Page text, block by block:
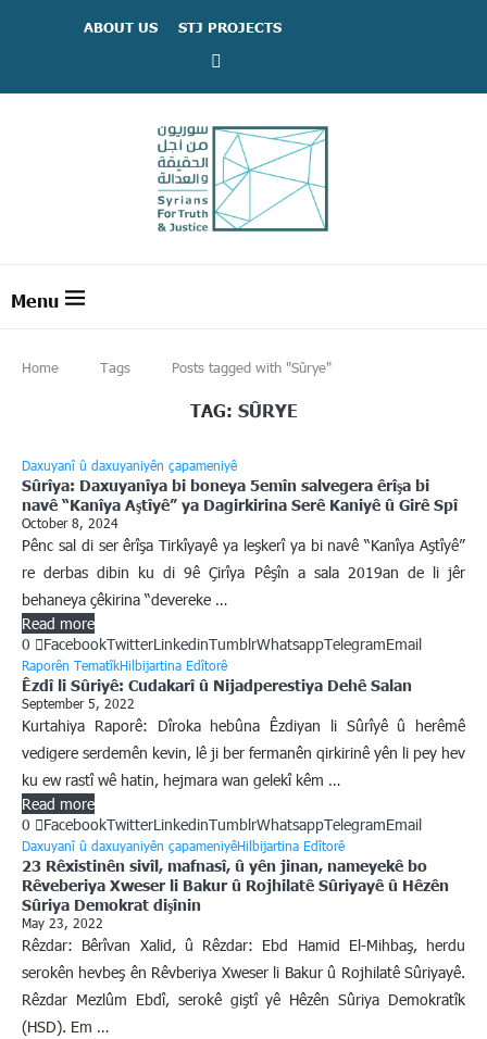
ABOUT US STJ PROJECTS
Home Tags Posts tagged with "Sûrye"
TAG: SÛRYE
Daxuyanî û daxuyaniyên çapameniyê
Sûrîya: Daxuyanîya bi boneya 5emîn salvegera êrîşa bi
navê “Kanîya Aştîyê” ya Dagirkirina Serê Kaniyê û Girê Spî
October 8, 2024
Pênc sal di ser êrîşa Tirkîyayê ya leşkerî ya bi navê “Kanîya Aştîyê”
re derbas dibin ku di 9ê Çirîya Pêşîn a sala 2019an de li jêr
behaneya çêkirina “devereke …
Read more
0
FacebookTwitterLinkedinTumblrWhatsappTelegramEmail
Raporên TematîkHilbijartina Edîtorê
Êzdî li Sûriyê: Cudakarî û Nijadperestiya Dehê Salan
September 5, 2022
Kurtahiya Raporê: Dîroka hebûna Êzdiyan li Sûrîyê û herêmê
vedigere serdemên kevin, lê ji ber fermanên qirkirinê yên li pey hev
ku ew rastî wê hatin, hejmara wan gelekî kêm …
Read more
0
FacebookTwitterLinkedinTumblrWhatsappTelegramEmail
Daxuyanî û daxuyaniyên çapameniyêHilbijartina Edîtorê
23 Rêxistinên sivîl, mafnasî, û yên jinan, nameyekê bo
Rêveberiya Xweser li Bakur û Rojhilatê Sûriyayê û Hêzên
Sûriya Demokrat dişînin
May 23, 2022
Rêzdar: Bêrîvan Xalid, û Rêzdar: Ebd Hamid El-Mihbaş, herdu
serokên hevbeş ên Rêvberiya Xweser li Bakur û Rojhilatê Sûriyayê.
Rêzdar Mezlûm Ebdî, serokê giştî yê Hêzên Sûriya Demokratîk
(HSD). Em …